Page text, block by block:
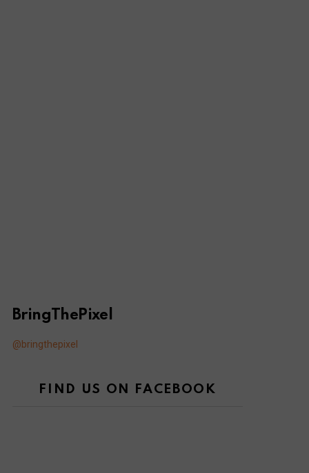
BringThePixel
@bringthepixel
FIND US ON FACEBOOK